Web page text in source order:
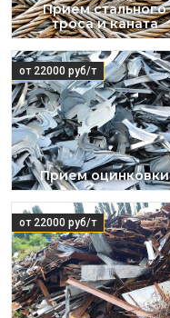
Прием стального
троса и каната
Прием оцинковки
от 22000 руб/т
от 22000 руб/т